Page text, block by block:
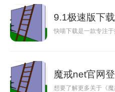
9.1极速版下载
快喵下载是一款专注
魔戒net官网
想要了解更多关于《